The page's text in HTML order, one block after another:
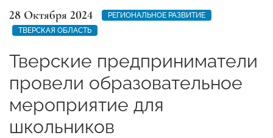
28 Октября 2024
РЕГИОНАЛЬНОЕ РАЗВИТИЕ
ТВЕРСКАЯ ОБЛАСТЬ
Тверские предприниматели
провели образовательное
мероприятие для
школьников